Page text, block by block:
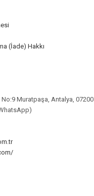
(İade) Hakkı
No:9 Muratpaşa, Antalya, 07200